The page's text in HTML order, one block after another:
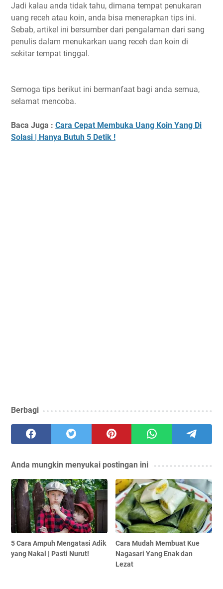
Jadi kalau anda tidak tahu, dimana tempat penukaran
uang receh atau koin, anda bisa menerapkan tips ini.
Sebab, artikel ini bersumber dari pengalaman dari sang
penulis dalam menukarkan uang receh dan koin di
sekitar tempat tinggal.
Semoga tips berikut ini bermanfaat bagi anda semua,
selamat mencoba.
Baca Juga : Cara Cepat Membuka Uang Koin Yang Di
Solasi | Hanya Butuh 5 Detik !
Berbagi
Anda mungkin menyukai postingan ini
5 Cara Ampuh Mengatasi Adik
yang Nakal | Pasti Nurut!
Cara Mudah Membuat Kue
Nagasari Yang Enak dan
Lezat